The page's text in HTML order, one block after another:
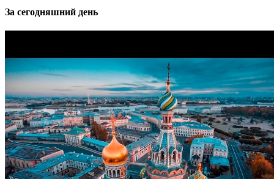
За сегодняшний день